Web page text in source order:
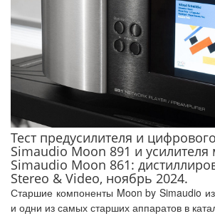
Тест предусилителя и
Simaudio Moon 891 и
Simaudio Moon 861:
Stereo & Video, ноябрь 2024.
Старшие компоненты Moon by Simaudio
и одни из самых старших аппаратов в